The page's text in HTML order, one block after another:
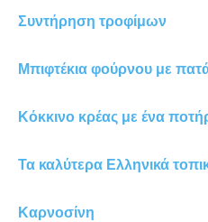
Συντήρηση τροφίμων
Μπιφτέκια φούρνου με
Κόκκινο κρέας με ένα
Τα καλύτερα Ελληνικά
Καρνοσίνη